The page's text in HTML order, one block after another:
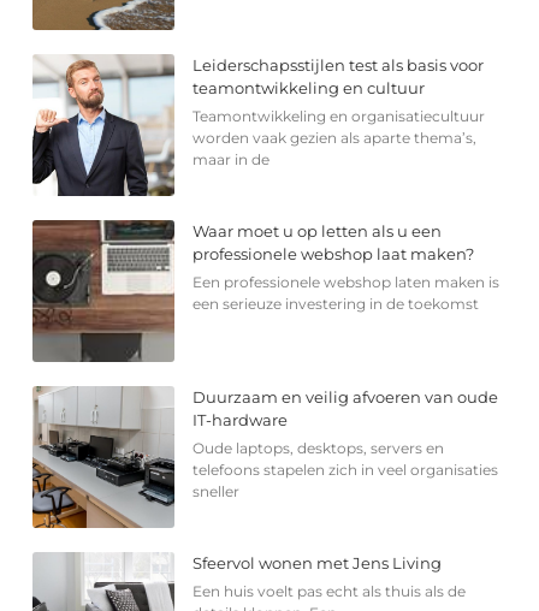
Leiderschapsstijlen test als basis voor
teamontwikkeling en cultuur
Teamontwikkeling en organisatiecultuur
worden vaak gezien als aparte thema’s,
maar in de
Waar moet u op letten als u een
professionele webshop laat maken?
Een professionele webshop laten maken is
een serieuze investering in de toekomst
Duurzaam en veilig afvoeren van oude
IT-hardware
Oude laptops, desktops, servers en
telefoons stapelen zich in veel organisaties
sneller
Sfeervol wonen met Jens Living
Een huis voelt pas echt als thuis als de